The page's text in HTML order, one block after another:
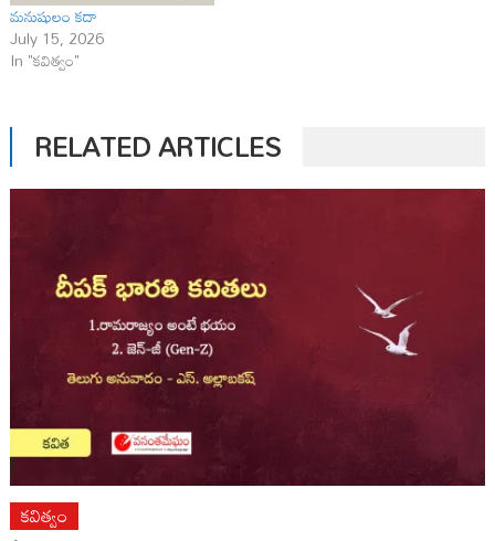
మనుషులం కదా
July 15, 2026
In "కవిత్వం"
RELATED ARTICLES
కవిత్వం